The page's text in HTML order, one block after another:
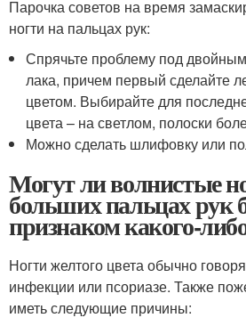
Парочка советов на время
ногти на пальцах рук:
Спрячьте проблему под
лака, причем первый сделайте
цветом. Выбирайте для
цвета – на светлом, полоски
Можно сделать шлифовку или
Могут ли волнистые
больших пальцах рук
признаком какого-
Ногти желтого цвета обычно
инфекции или псориазе. Также
иметь следующие причины: